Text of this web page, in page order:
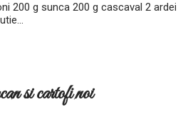
200 g sunca 200 g cascaval 2 ardei
si cartofi noi